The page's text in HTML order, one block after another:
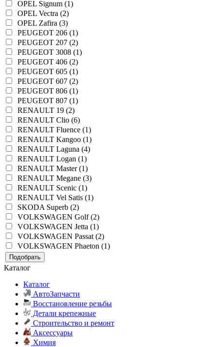
OPEL Signum (1)
OPEL Vectra (2)
OPEL Zafira (3)
PEUGEOT 206 (1)
PEUGEOT 207 (2)
PEUGEOT 3008 (1)
PEUGEOT 406 (2)
PEUGEOT 605 (1)
PEUGEOT 607 (2)
PEUGEOT 806 (1)
PEUGEOT 807 (1)
RENAULT 19 (2)
RENAULT Clio (6)
RENAULT Fluence (1)
RENAULT Kangoo (1)
RENAULT Laguna (4)
RENAULT Logan (1)
RENAULT Master (1)
RENAULT Megane (3)
RENAULT Scenic (1)
RENAULT Vel Satis (1)
SKODA Superb (2)
VOLKSWAGEN Golf (2)
VOLKSWAGEN Jetta (1)
VOLKSWAGEN Passat (2)
VOLKSWAGEN Phaeton (1)
Подобрать
Каталог
Каталог
АвтоЗапчасти
Восстановление резьбы
Детали крепежные
Строительство и ремонт
Аксессуары
Химия